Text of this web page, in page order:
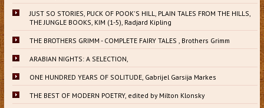
JUST SO STORIES, PUCK OF POOK'S HILL, PLAIN TALES FROM THE HILLS,
THE JUNGLE BOOKS, KIM (1-5), Radjard Kipling
THE BROTHERS GRIMM - COMPLETE FAIRY TALES , Brothers Grimm
ARABIAN NIGHTS: A SELECTION,
ONE HUNDRED YEARS OF SOLITUDE, Gabrijel Garsija Markes
THE BEST OF MODERN POETRY, edited by Milton Klonsky